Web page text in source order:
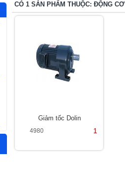
CÓ 1 SẢN PHẨM THUỘC: ĐỘNG
Giảm tốc Dolin
4980 1